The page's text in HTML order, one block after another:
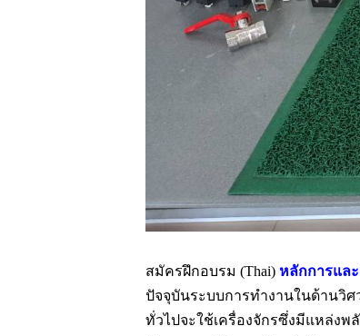
สมัครฝึกอบรม (Thai) หลักการและ
ปัจจุบันระบบการทำงานในด้านวิศ
ทั่วไปจะใช้เครื่องจักรซึ่งมีแหล่งพ